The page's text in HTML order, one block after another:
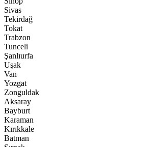
Sivas
Tekirdağ
Tokat
Trabzon
Tunceli
Şanlıurfa
Uşak
Van
Yozgat
Zonguldak
Aksaray
Bayburt
Karaman
Kırıkkale
Batman